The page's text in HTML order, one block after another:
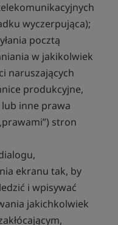
wyczerpująca);
pocztą
w jakikolwiek
naruszających
produkcyjne,
inne prawa
stron
ekranu tak, by
i wpisywać
jakichkolwiek